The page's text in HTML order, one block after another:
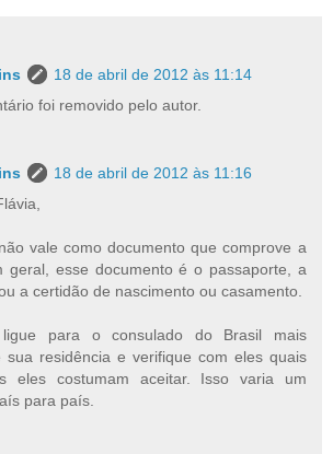
18 de abril de 2012 às 11:14
foi removido pelo autor.
18 de abril de 2012 às 11:16
vale como documento que comprove a
geral, esse documento é o passaporte, a
a certidão de nascimento ou casamento.
para o consulado do Brasil mais
sua residência e verifique com eles quais
eles costumam aceitar. Isso varia um
para país.